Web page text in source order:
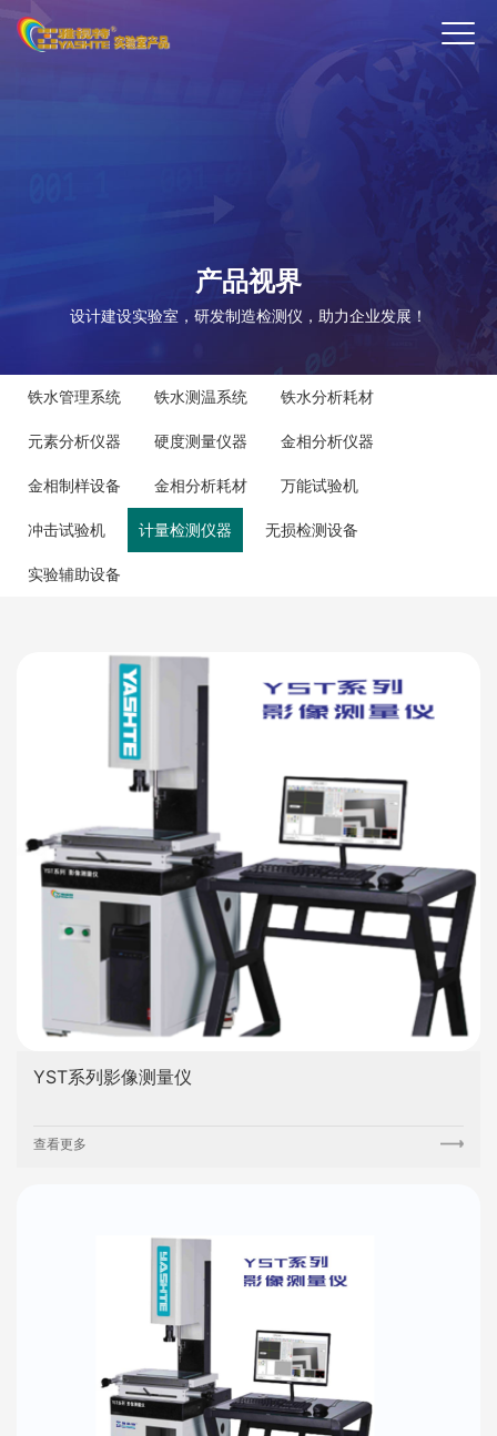
产品视界
设计建设实验室，研发制造检测仪，助力企业发展！
铁水管理系统 铁水测温系统 铁水分析耗材
元素分析仪器 硬度测量仪器 金相分析仪器
金相制样设备 金相分析耗材 万能试验机
冲击试验机 计量检测仪器 无损检测设备
实验辅助设备
YST系列影像测量仪
查看更多